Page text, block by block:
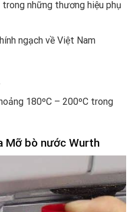
những thương hiệu phụ
ngạch về Việt Nam
180ºC – 200ºC trong
Mỡ bò nước Wurth